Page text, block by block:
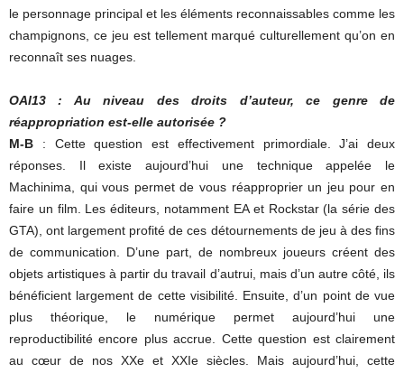
le personnage principal et les éléments reconnaissables comme les
champignons, ce jeu est tellement marqué culturellement qu’on en
reconnaît ses nuages.
OAI13 : Au niveau des droits d’auteur, ce genre de
réappropriation est-elle autorisée ?
M-B : Cette question est effectivement primordiale. J’ai deux
réponses. Il existe aujourd’hui une technique appelée le
Machinima, qui vous permet de vous réapproprier un jeu pour en
faire un film. Les éditeurs, notamment EA et Rockstar (la série des
GTA), ont largement profité de ces détournements de jeu à des fins
de communication. D’une part, de nombreux joueurs créent des
objets artistiques à partir du travail d’autrui, mais d’un autre côté, ils
bénéficient largement de cette visibilité. Ensuite, d’un point de vue
plus théorique, le numérique permet aujourd’hui une
reproductibilité encore plus accrue. Cette question est clairement
au cœur de nos XXe et XXIe siècles. Mais aujourd’hui, cette